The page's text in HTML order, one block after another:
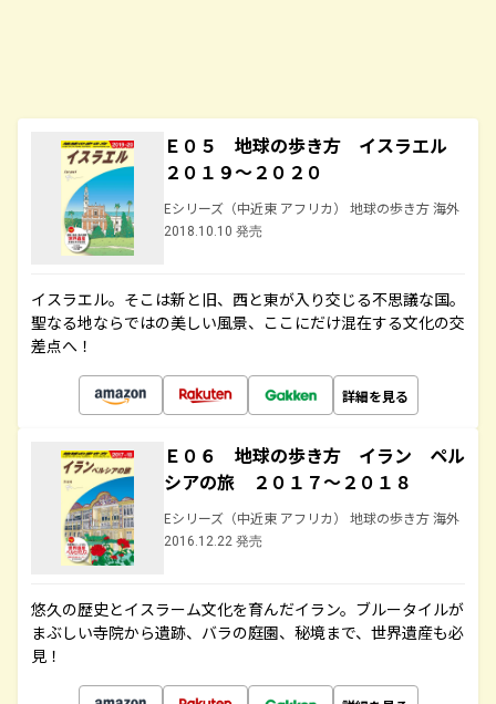
Ｅ０５ 地球の歩き方 イスラエル
２０１９～２０２０
Eシリーズ（中近東 アフリカ） 地球の歩き方 海外
2018.10.10 発売
イスラエル。そこは新と旧、西と東が入り交じる不思議な国。
聖なる地ならではの美しい風景、ここにだけ混在する文化の交
差点へ！
詳細を見る
Ｅ０６ 地球の歩き方 イラン ペル
シアの旅 ２０１７～２０１８
Eシリーズ（中近東 アフリカ） 地球の歩き方 海外
2016.12.22 発売
悠久の歴史とイスラーム文化を育んだイラン。ブルータイルが
まぶしい寺院から遺跡、バラの庭園、秘境まで、世界遺産も必
見！